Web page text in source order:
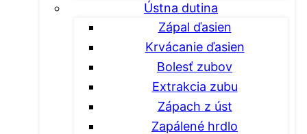
Ústna dutina
Zápal ďasien
Krvácanie ďasien
Bolesť zubov
Extrakcia zubu
Zápach z úst
Zapálené hrdlo